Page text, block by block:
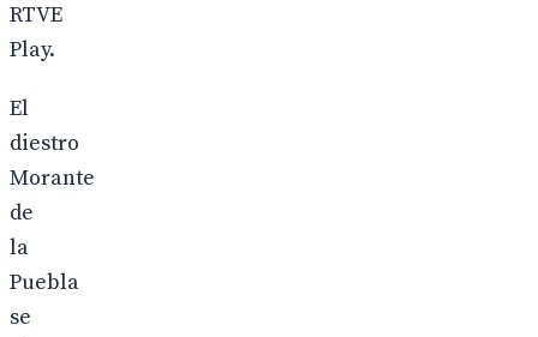
RTVE
Play.
El
diestro
Morante
de
la
Puebla
se